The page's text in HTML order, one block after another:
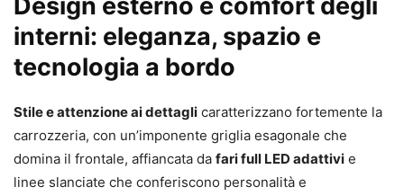
Design esterno e comfort degli
interni: eleganza, spazio e
tecnologia a bordo
Stile e attenzione ai dettagli caratterizzano fortemente la
carrozzeria, con un’imponente griglia esagonale che
domina il frontale, affiancata da fari full LED adattivi e
linee slanciate che conferiscono personalità e